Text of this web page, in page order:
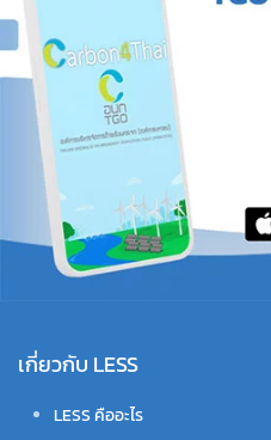
เกี่ยวกับ LESS
LESS คืออะไร